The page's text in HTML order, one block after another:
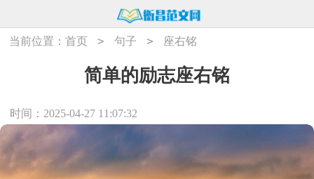
当前位置：首页 > 句子 > 座右铭
简单的励志座右铭
时间：2025-04-27 11:07:32